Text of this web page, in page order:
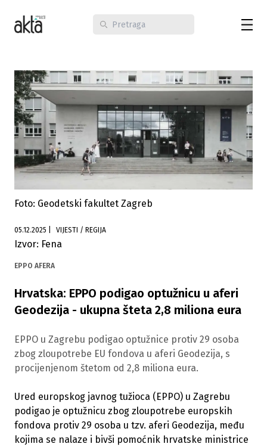
Foto: Geodetski fakultet Zagreb
05.12.2025 VIJESTI / REGIJA
Izvor: Fena
EPPO AFERA
Hrvatska: EPPO podigao optužnicu u aferi
Geodezija - ukupna šteta 2,8 miliona eura
EPPO u Zagrebu podigao optužnice protiv 29 osoba
zbog zloupotrebe EU fondova u aferi Geodezija, s
procijenjenom štetom od 2,8 miliona eura.
Ured europskog javnog tužioca (EPPO) u Zagrebu
podigao je optužnicu zbog zloupotrebe europskih
fondova protiv 29 osoba u tzv. aferi Geodezija, među
kojima se nalaze i bivši pomoćnik hrvatske ministrice